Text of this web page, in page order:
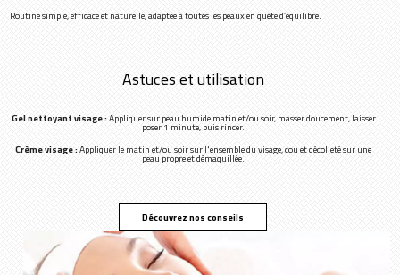
Routine simple, efficace et naturelle, adaptée à toutes les peaux en quête d’équilibre.
Astuces et utilisation
Gel nettoyant visage :Appliquer sur peau humide matin et/ou soir, masser doucement, laisser
poser 1 minute, puis rincer.
Crème visage :Appliquer le matin et/ou soir sur l'ensemble du visage, cou et décolleté sur une
peau propre et démaquillée.
Découvrez nos conseils